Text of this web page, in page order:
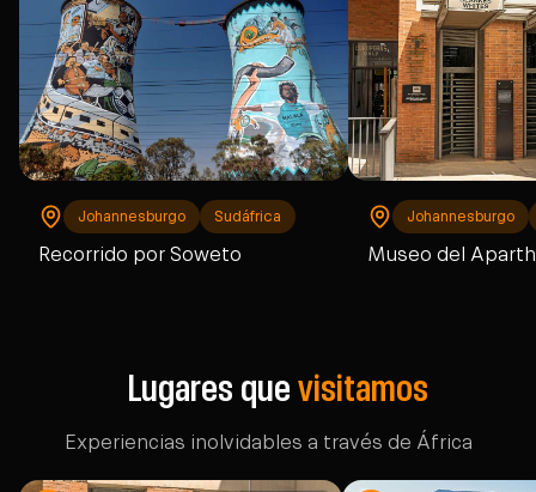
Johannesburgo​ Sudáfrica
Recorrido por Soweto
Johannesburgo​
Museo del
Lugares quevisitamos
Experiencias inolvidables a través de África